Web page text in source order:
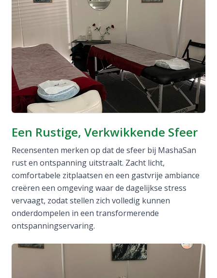
Een Rustige, Verkwikkende Sfeer
Recensenten merken op dat de sfeer bij MashaSan
rust en ontspanning uitstraalt. Zacht licht,
comfortabele zitplaatsen en een gastvrije ambiance
creëren een omgeving waar de dagelijkse stress
vervaagt, zodat stellen zich volledig kunnen
onderdompelen in een transformerende
ontspanningservaring.